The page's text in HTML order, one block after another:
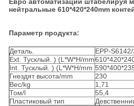
Евро автоматизации штабелируя
нейтральные 610*420*240mm
Параметр продукта:
Деталь.
EPP-
Ext. Тусклый. ) (L*W*H/mm
Int. Тусклый. ) (L*W*H/mm
Гнездят высота/mm
230
Вес/kg
1,71
Том/l
55,4
Пластиковый тип